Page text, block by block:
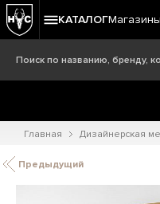
КАТАЛОГМагазины
Главная Дизайнерская
Предыдущий